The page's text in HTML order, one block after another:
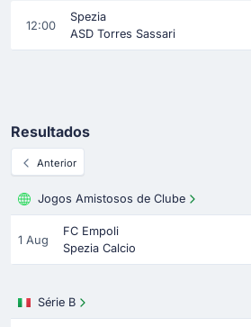
12:00
Spezia
ASD Torres Sassari
Resultados
Anterior
Jogos Amistosos de Clube
1 Aug
FC Empoli
Spezia Calcio
Série B